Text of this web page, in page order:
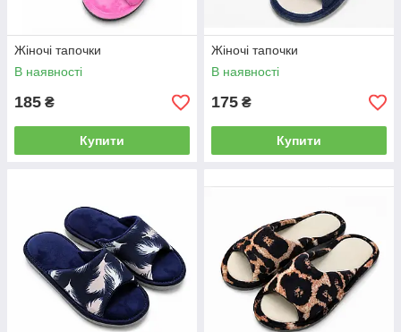
Жіночі тапочки
В наявності
185 ₴
Купити
Жіночі тапочки
В наявності
175 ₴
Купити